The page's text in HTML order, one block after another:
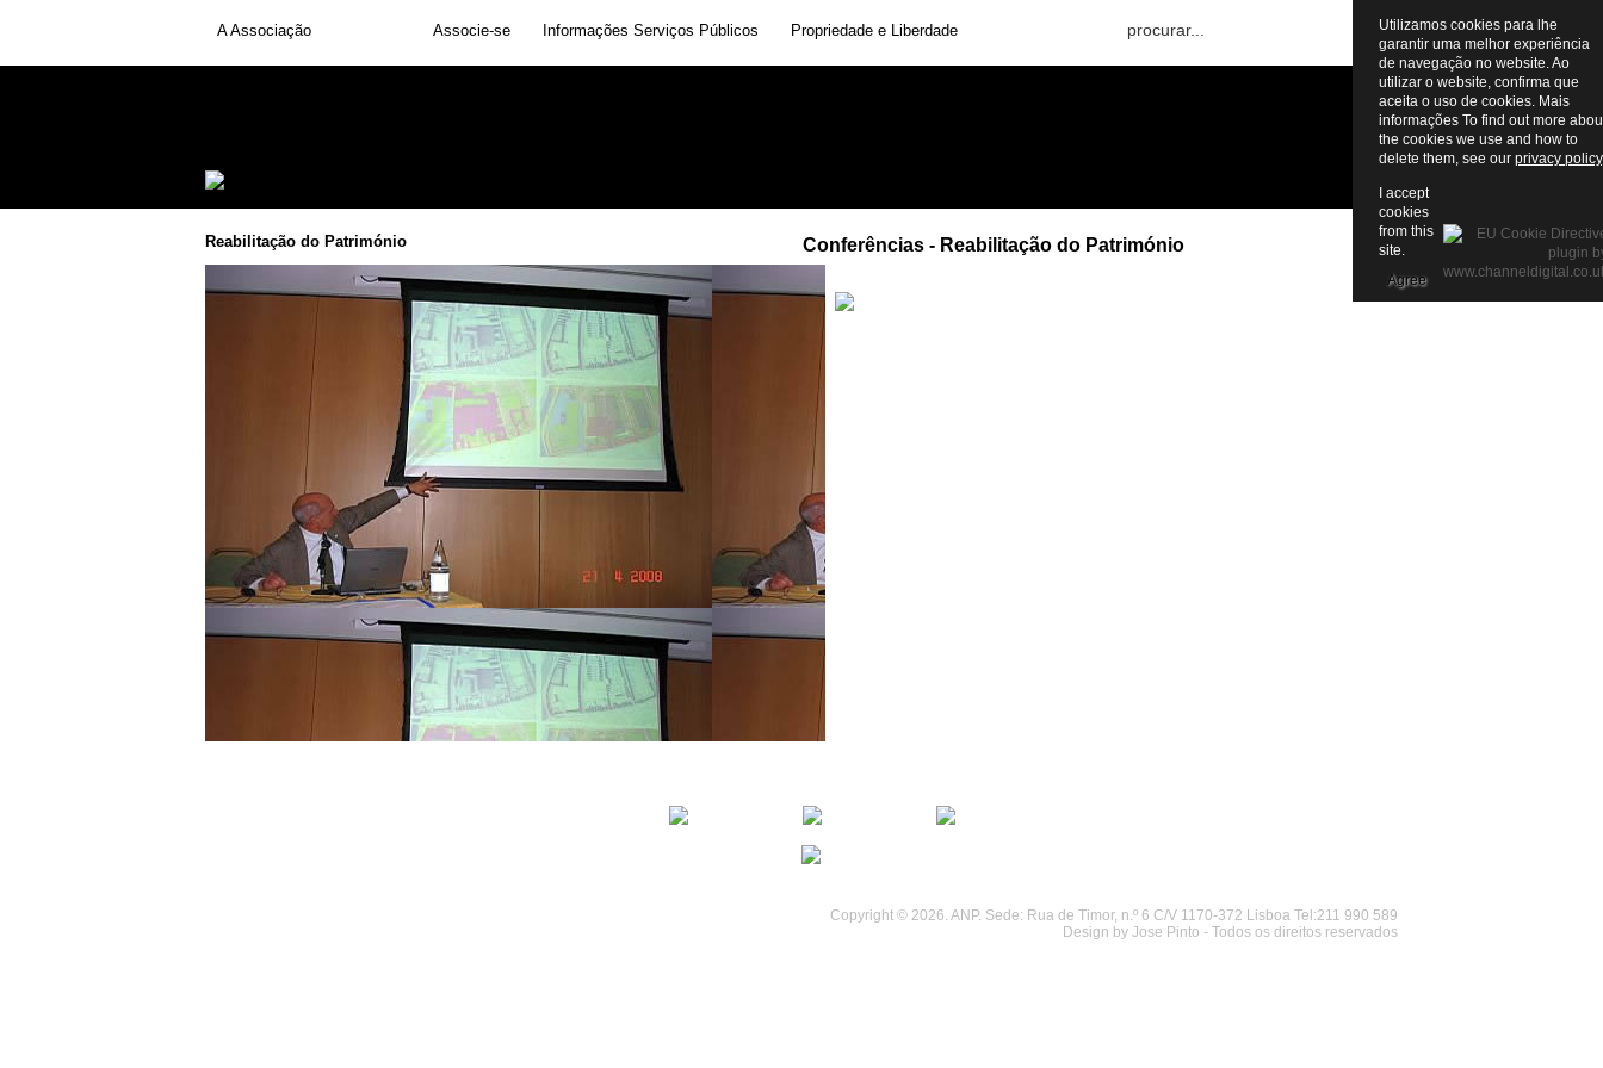
A Associação Associe-se Informações Serviços Públicos Propriedade e Liberdade
Reabilitação do Património Conferências - Reabilitação do Património
Copyright © 2026. ANP. Sede: Rua de Timor, n.º 6 C/V 1170-372 Lisboa Tel:211 990 589
Design by Jose Pinto - Todos os direitos reservados
Utilizamos cookies para lhe
garantir uma melhor experiência
de navegação no website. Ao
utilizar o website, confirma que
aceita o uso de cookies. Mais
informações To find out more
the cookies we use and how to
delete them, see our privacy policy
I accept
cookies
from this
site.
Agree